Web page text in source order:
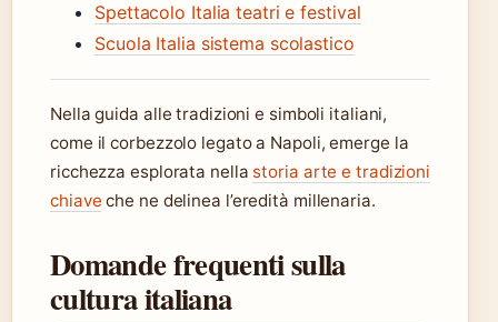
Spettacolo Italia teatri e festival
Scuola Italia sistema scolastico
Nella guida alle tradizioni e simboli italiani,
come il corbezzolo legato a Napoli, emerge la
ricchezza esplorata nella storia arte e tradizioni
chiave che ne delinea l’eredità millenaria.
Domande frequenti sulla
cultura italiana